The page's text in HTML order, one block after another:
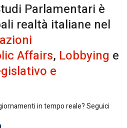
Parlamentari è
realtà italiane nel
Affairs, Lobbying e
e
in tempo reale? Seguici